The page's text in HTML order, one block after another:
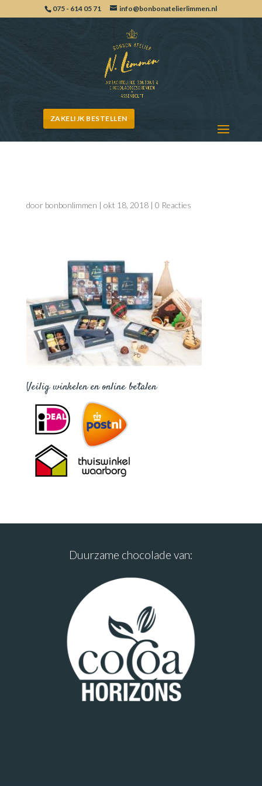
075 - 614 05 71 info@bonbonatelierlimmen.nl
ZAKELIJK BESTELLEN
door bonbonlimmen | okt 18, 2018| 0 Reacties
Veilig winkelen en online betalen
Duurzame chocolade van: